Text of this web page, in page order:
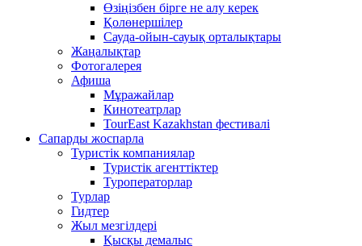
Өзіңізбен бірге не алу керек
Қолөнершілер
Сауда-ойын-сауық орталықтары
Жаңалықтар
Фотогалерея
Афиша
Мұражайлар
Кинотеатрлар
TourEast Kazakhstan фестивалі
Сапарды жоспарла
Туристік компаниялар
Туристік агенттіктер
Туроператорлар
Турлар
Гидтер
Жыл мезгілдері
Қысқы демалыс